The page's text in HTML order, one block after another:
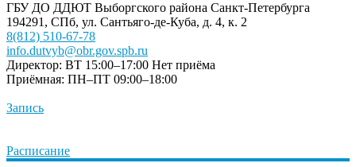
ГБУ ДО ДДЮТ Выборгского района Санкт-Петербурга
194291, СПб, ул. Сантьяго-де-Куба, д. 4, к. 2
8(812) 510-67-78
info.dutvyb@obr.gov.spb.ru
Директор: ВТ 15:00–17:00 Нет приёма
Приёмная: ПН–ПТ 09:00–18:00
Запись
Расписание